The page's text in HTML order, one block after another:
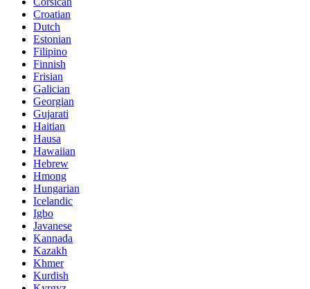
Croatian
Dutch
Estonian
Filipino
Finnish
Frisian
Galician
Georgian
Gujarati
Haitian
Hausa
Hawaiian
Hebrew
Hmong
Hungarian
Icelandic
Igbo
Javanese
Kannada
Kazakh
Khmer
Kurdish